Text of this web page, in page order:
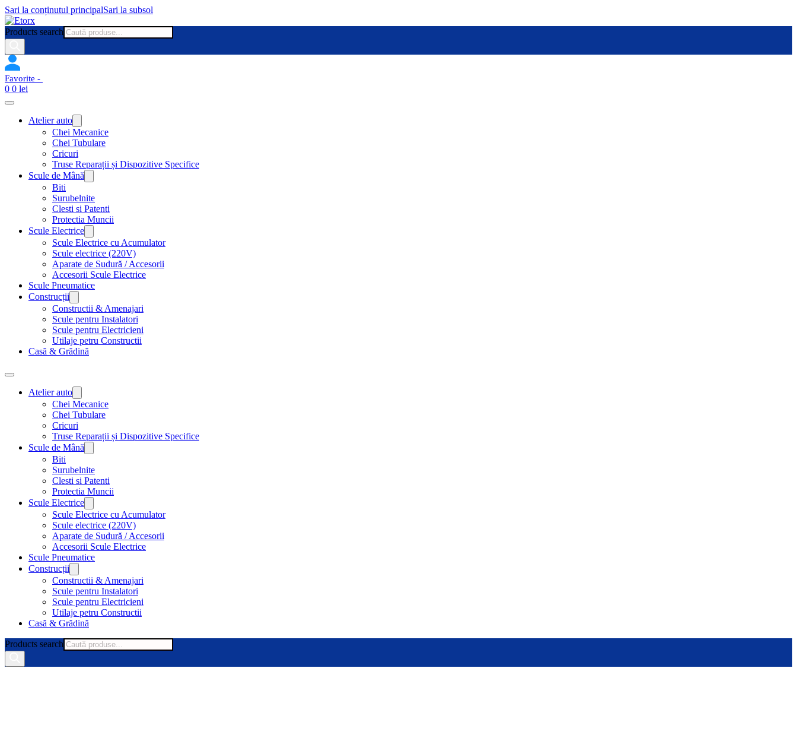
Sari la conținutul principalSari la subsol
Products search
0 0 lei
Atelier auto
Chei Mecanice
Chei Tubulare
Cricuri
Truse Reparații și Dispozitive Specifice
Scule de Mână
Biti
Surubelnite
Clesti si Patenti
Protectia Muncii
Scule Electrice
Scule Electrice cu Acumulator
Scule electrice (220V)
Aparate de Sudură / Accesorii
Accesorii Scule Electrice
Scule Pneumatice
Construcții
Constructii & Amenajari
Scule pentru Instalatori
Scule pentru Electricieni
Utilaje petru Constructii
Casă & Grădină
Atelier auto
Chei Mecanice
Chei Tubulare
Cricuri
Truse Reparații și Dispozitive Specifice
Scule de Mână
Biti
Surubelnite
Clesti si Patenti
Protectia Muncii
Scule Electrice
Scule Electrice cu Acumulator
Scule electrice (220V)
Aparate de Sudură / Accesorii
Accesorii Scule Electrice
Scule Pneumatice
Construcții
Constructii & Amenajari
Scule pentru Instalatori
Scule pentru Electricieni
Utilaje petru Constructii
Casă & Grădină
Products search